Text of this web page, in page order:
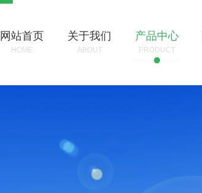
网站首页
HOME
关于我们
ABOUT
产品中心
PRODUCT